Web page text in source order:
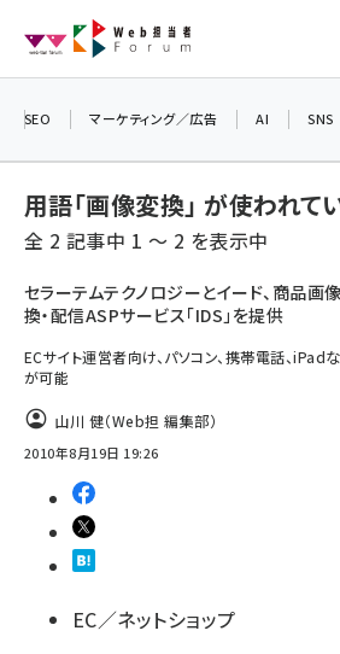
ン
ai (2801)
youtube (2425)
セミナー (2301)
z世代 (1620)
meo (1274)
SEO マーケティング／広告 AI SNS
用語「画像変換」 が使われ
全 2 記事中 1 ～ 2 を表示中
セラーテムテクノロジーとイード、商品画
換・配信ASPサービス「IDS」を提供
ECサイト運営者向け、パソコン、携帯電話、
が可能
山川 健（Web担 編集部）
2010年8月19日 19:26
EC／ネットショップ
7月24日で創刊20周年。ご回
プレゼントを差し上げます！
▼アンケートページはこちら